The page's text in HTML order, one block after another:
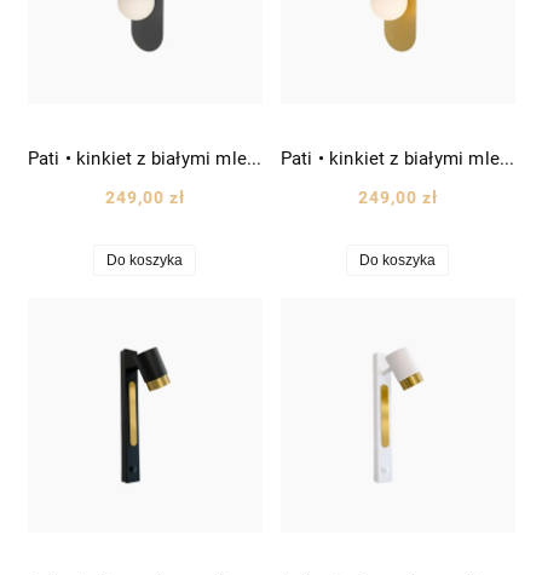
Pati • kinkiet z białymi mlecznymi kloszami wys. 36 cm czarny
249,00 zł
Do koszyka
Pati • kinkiet z białymi mlecznymi kloszami wys. 36 cm złoty mosiądz
249,00 zł
Do koszyka